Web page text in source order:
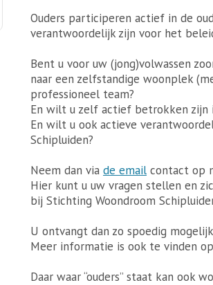
Ouders participeren actief in de
verantwoordelijk zijn voor het
Bent u voor uw (jong)volwassen
naar een zelfstandige woonplek
professioneel team?
En wilt u zelf actief betrokken zijn
En wilt u ook actieve
Schipluiden?
Neem dan via de email contact op
Hier kunt u uw vragen stellen en
bij Stichting Woondroom
U ontvangt dan zo spoedig
Meer informatie is ook te vinden op
Daar waar “ouders” staat kan ook